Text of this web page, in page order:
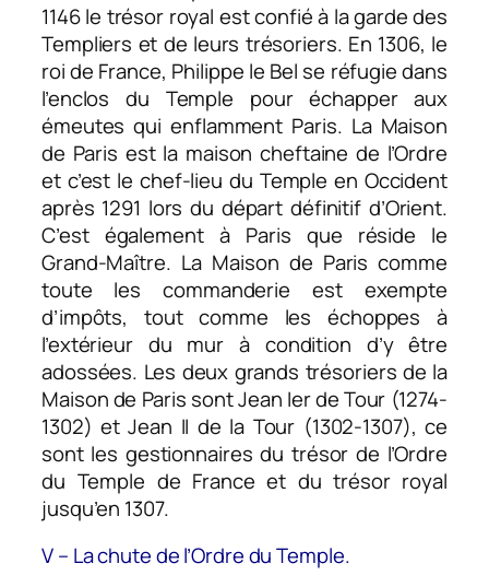
1146 le trésor royal est confié à la garde des
Templiers et de leurs trésoriers. En 1306, le
roi de France, Philippe le Bel se réfugie dans
l’enclos du Temple pour échapper aux
émeutes qui enflamment Paris. La Maison
de Paris est la maison cheftaine de l’Ordre
et c’est le chef-lieu du Temple en Occident
après 1291 lors du départ définitif d’Orient.
C’est également à Paris que réside le
Grand-Maître. La Maison de Paris comme
toute les commanderie est exempte
d’impôts, tout comme les échoppes à
l’extérieur du mur à condition d’y être
adossées. Les deux grands trésoriers de la
Maison de Paris sont Jean Ier de Tour (1274-
1302) et Jean II de la Tour (1302-1307), ce
sont les gestionnaires du trésor de l’Ordre
du Temple de France et du trésor royal
jusqu’en 1307.
V – La chute de l’Ordre du Temple.